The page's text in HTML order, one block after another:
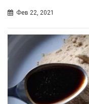
Фев 22, 2021